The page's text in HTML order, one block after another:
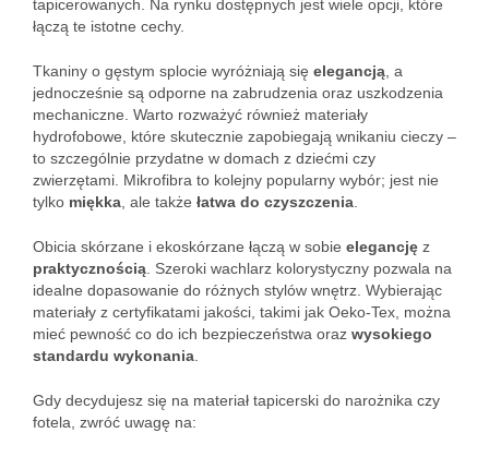
tapicerowanych. Na rynku dostępnych jest wiele opcji, które
łączą te istotne cechy.
Tkaniny o gęstym splocie wyróżniają się elegancją , a
jednocześnie są odporne na zabrudzenia oraz uszkodzenia
mechaniczne. Warto rozważyć również materiały
hydrofobowe, które skutecznie zapobiegają wnikaniu cieczy –
to szczególnie przydatne w domach z dziećmi czy
zwierzętami. Mikrofibra to kolejny popularny wybór; jest nie
tylko miękka , ale także łatwa do czyszczenia
Obicia skórzane i ekoskórzane łączą w sobie elegancję z
praktycznością . Szeroki wachlarz kolorystyczny pozwala na
idealne dopasowanie do różnych stylów wnętrz. Wybierając
materiały z certyfikatami jakości, takimi jak Oeko-Tex, można
mieć pewność co do ich bezpieczeństwa oraz wysokiego
standardu wykonania
Gdy decydujesz się na materiał tapicerski do narożnika czy
fotela, zwróć uwagę na: